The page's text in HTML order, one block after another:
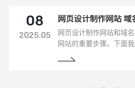
08
2025.05
网页设计制作网站 域
网页设计制作网站和域
网站的重要步骤。下面